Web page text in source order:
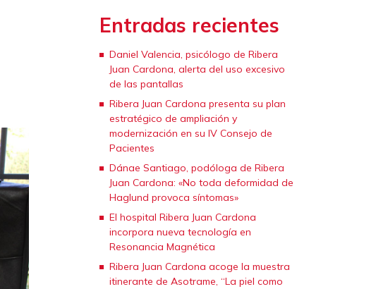
Entradas recientes
Daniel Valencia, psicólogo de Ribera
Juan Cardona, alerta del uso excesivo
de las pantallas
Ribera Juan Cardona presenta su plan
estratégico de ampliación y
modernización en su IV Consejo de
Pacientes
Dánae Santiago, podóloga de Ribera
Juan Cardona: «No toda deformidad de
Haglund provoca síntomas»
El hospital Ribera Juan Cardona
incorpora nueva tecnología en
Resonancia Magnética
Ribera Juan Cardona acoge la muestra
itinerante de Asotrame, “La piel como